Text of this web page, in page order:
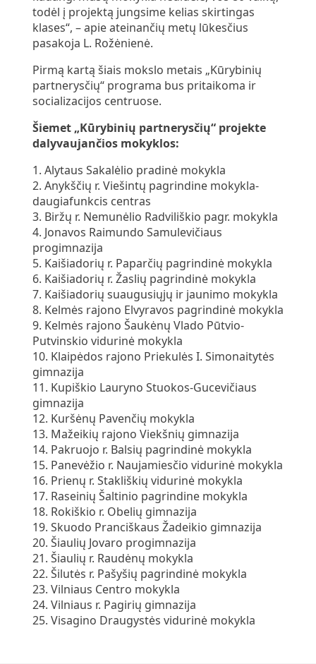
todėl į projektą jungsime kelias skirtingas
klases“, – apie ateinančių metų lūkesčius
pasakoja L. Rožėnienė.
Pirmą kartą šiais mokslo metais „Kūrybinių
partnerysčių“ programa bus pritaikoma ir
socializacijos centruose.
Šiemet „Kūrybinių partnerysčių“ projekte
dalyvaujančios mokyklos:
1. Alytaus Sakalėlio pradinė mokykla
2. Anykščių r. Viešintų pagrindine mokykla-
daugiafunkcis centras
3. Biržų r. Nemunėlio Radviliškio pagr. mokykla
4. Jonavos Raimundo Samulevičiaus
progimnazija
5. Kaišiadorių r. Paparčių pagrindinė mokykla
6. Kaišiadorių r. Žaslių pagrindinė mokykla
7. Kaišiadorių suaugusiųjų ir jaunimo mokykla
8. Kelmės rajono Elvyravos pagrindinė mokykla
9. Kelmės rajono Šaukėnų Vlado Pūtvio-
Putvinskio vidurinė mokykla
10. Klaipėdos rajono Priekulės I. Simonaitytės
gimnazija
11. Kupiškio Lauryno Stuokos-Gucevičiaus
gimnazija
12. Kuršėnų Pavenčių mokykla
13. Mažeikių rajono Viekšnių gimnazija
14. Pakruojo r. Balsių pagrindinė mokykla
15. Panevėžio r. Naujamiesčio vidurinė mokykla
16. Prienų r. Stakliškių vidurinė mokykla
17. Raseinių Šaltinio pagrindine mokykla
18. Rokiškio r. Obelių gimnazija
19. Skuodo Pranciškaus Žadeikio gimnazija
20. Šiaulių Jovaro progimnazija
21. Šiaulių r. Raudėnų mokykla
22. Šilutės r. Pašyšių pagrindinė mokykla
23. Vilniaus Centro mokykla
24. Vilniaus r. Pagirių gimnazija
25. Visagino Draugystės vidurinė mokykla